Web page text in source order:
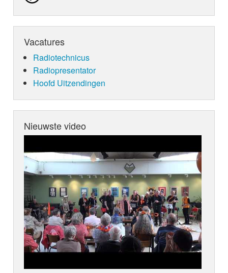
Vacatures
Radiotechnicus
Radiopresentator
Hoofd Uitzendingen
Nieuwste video